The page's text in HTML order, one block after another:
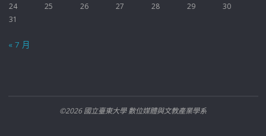
24
25 26 27 28 29
30
31
« 7 月
©2026 國立臺東大學 數位媒體與文教產業學系